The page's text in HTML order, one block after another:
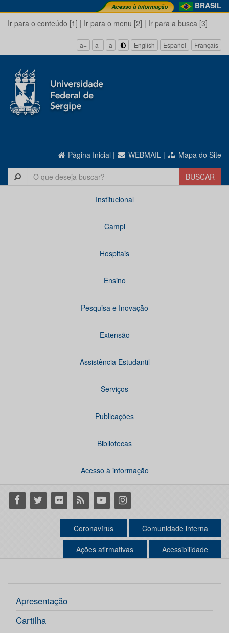
BRASIL
Ir para o conteúdo [1] | Ir para o menu [2] | Ir para a busca [3]
a+ a- a English Español Français
Página Inicial | WEBMAIL | Mapa do Site
Institucional
Campi
Hospitais
Ensino
Pesquisa e Inovação
Extensão
Assistência Estudantil
Serviços
Publicações
Bibliotecas
Acesso à informação
Facebook
Twitter Flickr RSS YoutubeInstagram
Coronavírus Comunidade interna
Ações afirmativas Acessibilidade
Apresentação
Cartilha